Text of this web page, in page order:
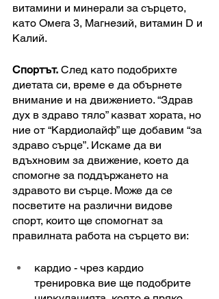
витамини и минерали за сърцето,
като Омега 3, Магнезий, витамин D и
Калий.
Спортът. След като подобрихте
диетата си, време е да обърнете
внимание и на движението. “Здрав
дух в здраво тяло” казват хората, но
ние от “Кардиолайф” ще добавим “за
здраво сърце”. Искаме да ви
вдъхновим за движение, което да
спомогне за поддържането на
здравото ви сърце. Може да се
посветите на различни видове
спорт, които ще спомогнат за
правилната работа на сърцето ви:
кардио - чрез кардио
тренировка вие ще подобрите